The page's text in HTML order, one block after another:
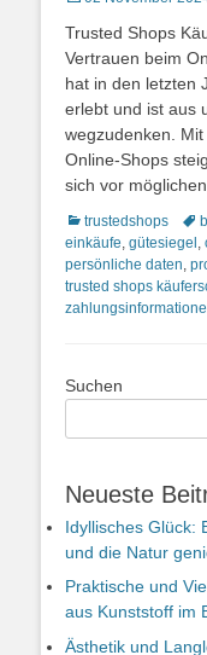
Trusted Shops
Vertrauen beim
hat in den letzten
erlebt und ist aus
wegzudenken.
Online-Shops
sich vor möglichen
Kategorien
trustedshops
einkäufe gütesiegel
persönliche daten
trusted shops
Suchen
Neueste
Idyllisches Glück:
und die Natur
Praktische und
aus Kunststoff im
Ästhetik und